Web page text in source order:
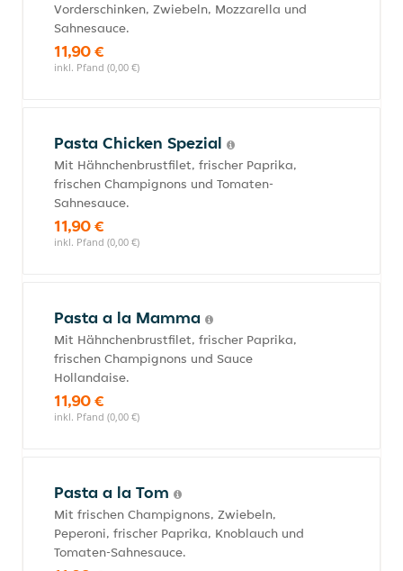
Vorderschinken, Zwiebeln, Mozzarella und
Sahnesauce.
11,90 €
inkl. Pfand (0,00 €)
Pasta Chicken Spezial
Mit Hähnchenbrustfilet, frischer Paprika,
frischen Champignons und Tomaten-
Sahnesauce.
11,90 €
inkl. Pfand (0,00 €)
Pasta a la Mamma
Mit Hähnchenbrustfilet, frischer Paprika,
frischen Champignons und Sauce
Hollandaise.
11,90 €
inkl. Pfand (0,00 €)
Pasta a la Tom
Mit frischen Champignons, Zwiebeln,
Peperoni, frischer Paprika, Knoblauch und
Tomaten-Sahnesauce.